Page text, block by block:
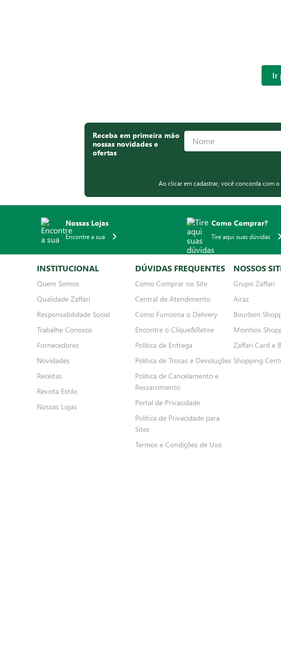
Ir
Receba em primeira mão
nossas novidades e
ofertas
Ao clicar em cadastrar, você concorda com o
Nossas Lojas
Encontre a sua
Como Comprar?
Tire aqui suas dúvidas
INSTITUCIONAL
Quem Somos
Qualidade Zaffari
Responsabilidade Social
Trabalhe Conosco
Fornecedores
Novidades
Receitas
Revista Estilo
Nossas Lojas
DÚVIDAS FREQUENTES
Como Comprar no Site
Central de Atendimento
Como Funciona o Delivery
Encontre o Clique&Retire
Política de Entrega
Política de Trocas e Devoluções
Política de Cancelamento e
Ressarcimento
Portal de Privacidade
Política de Privacidade para
Sites
Termos e Condições de Uso
NOSSOS
Grupo Zaffari
Airaz
Bourbon
Moinhos
Zaffari Card e
Shopping